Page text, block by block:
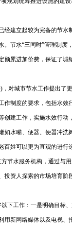
建立起较为完备的节
节水“三同时”管理制
累进加价费，保证了
对城市节水工作提出
制度的要求，包括水
建工作，实施水效行
水嘴、便器、便器冲
姓可以更为直观的进
节水服务机构，通过
投资人探索的市场培
下工作：一是明确目
新网络媒体以及电视